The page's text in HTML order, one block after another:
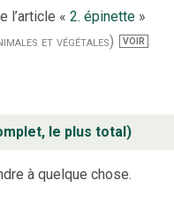
l’article « 2. épinette »
et végétales)
VOIR
le plus total)
à quelque chose.